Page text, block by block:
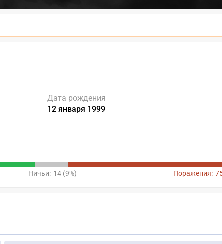
Дата рождения
12 января 1999
Ничьи: 14 (9%) Поражения: